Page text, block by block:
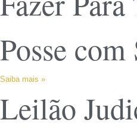
Posse
Saiba mais »
Leilão